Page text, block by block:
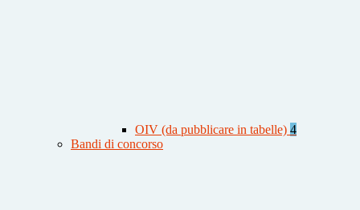
OIV (da pubblicare in tabelle) 4
Bandi di concorso